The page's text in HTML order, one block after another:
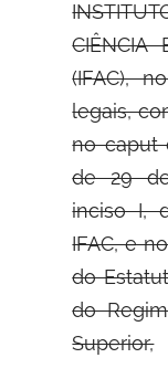
CIÊNCIA
(IFAC),
legais,
no caput
de 29
inciso I,
IFAC, e
do
do
Superior,